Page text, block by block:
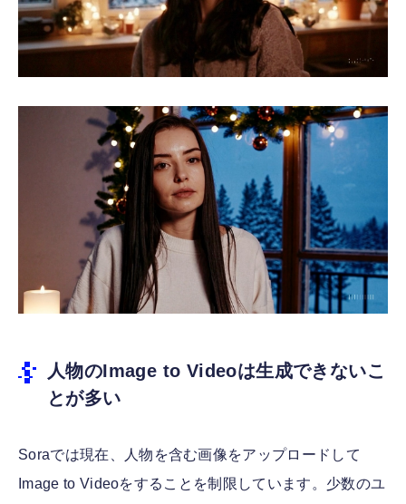
人物のImage to Videoは生成できないこ
とが多い
Soraでは現在、人物を含む画像をアップロードして
Image to Videoをすることを制限しています。少数のユ